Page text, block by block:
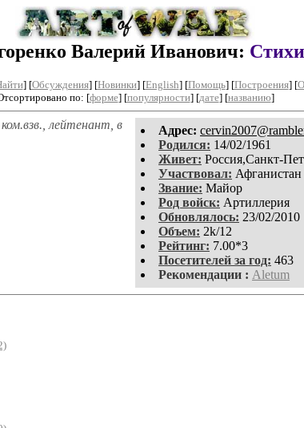
Валерий Иванович: Стихи
] [Обсуждения] [Новинки] [English] [Помощь] [Построения] [
по: [форме] [популярности] [дате] [названию]
Aдpeс:
Родился: 14/02/1961
Живет: Россия,Санкт-
Участвовал: Афганистан
Звание: Майор
Род войск: Артиллерия
Обновлялось: 23/02/2010
Объем: 2k/12
Рейтинг: 7.00*3
Посетителей за год: 463
Рекомендации : Aletum
лейтенант, в